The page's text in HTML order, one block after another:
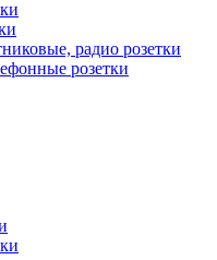
радио розетки
розетки